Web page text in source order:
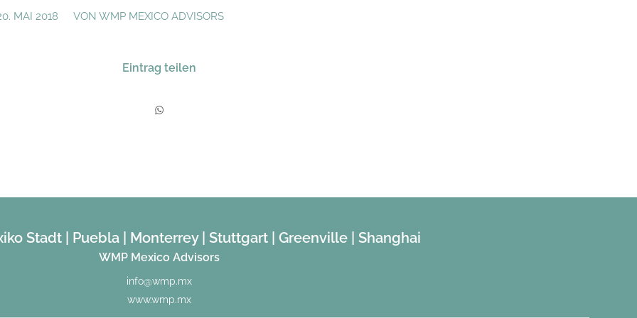
MAI 2018
/ VONWMP MEXICO ADVISORS
Eintrag teilen
Stadt | Puebla | Monterrey | Stuttgart | Greenville | Shanghai
WMP Mexico Advisors
info@wmp.mx
www.wmp.mx